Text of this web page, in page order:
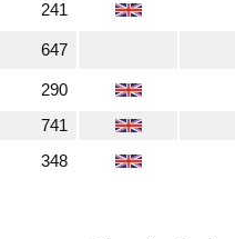
241
647
290
741
348